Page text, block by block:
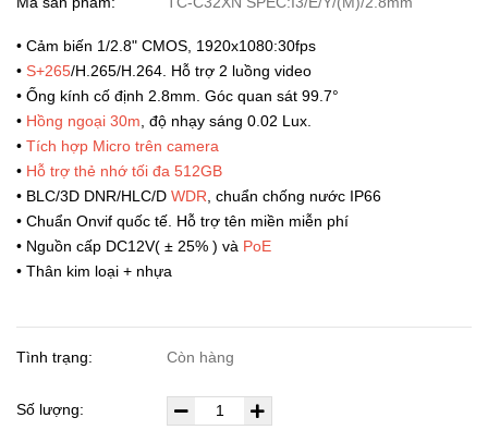
• Cảm biến 1/2.8" CMOS, 1920x1080:30fps
• S+265/H.265/H.264. Hỗ trợ 2 luồng video
• Ống kính cố định 2.8mm. Góc quan sát 99.7°
• Hồng ngoại 30m , độ nhạy sáng 0.02 Lux.
• Tích hợp Micro trên camera
• Hỗ trợ thẻ nhớ tối đa 512GB
• BLC/3D DNR/HLC/D WDR , chuẩn chống nước IP66
• Chuẩn Onvif quốc tế. Hỗ trợ tên miền miễn phí
• Nguồn cấp DC12V( ± 25% ) và PoE
• Thân kim loại + nhựa
Tình trạng: Còn hàng
Số lượng: